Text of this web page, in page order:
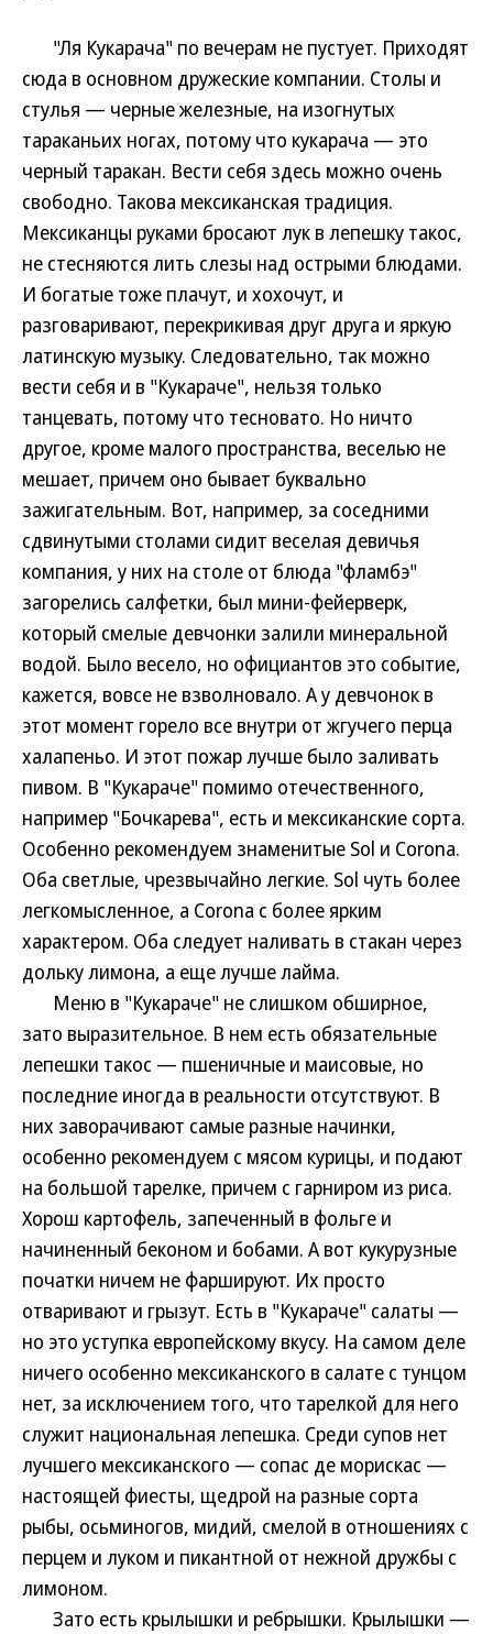
"Ля Кукарача" по вечерам не пустует. Приходят
сюда в основном дружеские компании. Столы и
стулья — черные железные, на изогнутых
тараканьих ногах, потому что кукарача — это
черный таракан. Вести себя здесь можно очень
свободно. Такова мексиканская традиция.
Мексиканцы руками бросают лук в лепешку такос,
не стесняются лить слезы над острыми блюдами.
И богатые тоже плачут, и хохочут, и
разговаривают, перекрикивая друг друга и яркую
латинскую музыку. Следовательно, так можно
вести себя и в "Кукараче", нельзя только
танцевать, потому что тесновато. Но ничто
другое, кроме малого пространства, веселью не
мешает, причем оно бывает буквально
зажигательным. Вот, например, за соседними
сдвинутыми столами сидит веселая девичья
компания, у них на столе от блюда "фламбэ"
загорелись салфетки, был мини-фейерверк,
который смелые девчонки залили минеральной
водой. Было весело, но официантов это событие,
кажется, вовсе не взволновало. А у девчонок в
этот момент горело все внутри от жгучего перца
халапеньо. И этот пожар лучше было заливать
пивом. В "Кукараче" помимо отечественного,
например "Бочкарева", есть и мексиканские сорта.
Особенно рекомендуем знаменитые Sol и Corona.
Оба светлые, чрезвычайно легкие. Sol чуть более
легкомысленное, а Corona c более ярким
характером. Оба следует наливать в стакан через
дольку лимона, а еще лучше лайма.
Меню в "Кукараче" не слишком обширное,
зато выразительное. В нем есть обязательные
лепешки такос — пшеничные и маисовые, но
последние иногда в реальности отсутствуют. В
них заворачивают самые разные начинки,
особенно рекомендуем с мясом курицы, и подают
на большой тарелке, причем с гарниром из риса.
Хорош картофель, запеченный в фольге и
начиненный беконом и бобами. А вот кукурузные
початки ничем не фаршируют. Их просто
отваривают и грызут. Есть в "Кукараче" салаты —
но это уступка европейскому вкусу. На самом деле
ничего особенно мексиканского в салате с тунцом
нет, за исключением того, что тарелкой для него
служит национальная лепешка. Среди супов нет
лучшего мексиканского — сопас де морискас —
настоящей фиесты, щедрой на разные сорта
рыбы, осьминогов, мидий, смелой в отношениях с
перцем и луком и пикантной от нежной дружбы с
лимоном.
Зато есть крылышки и ребрышки. Крылышки —